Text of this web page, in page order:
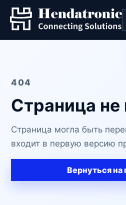
404
Страница не
Страница могла быть
входит в первую версию
Вернуться на